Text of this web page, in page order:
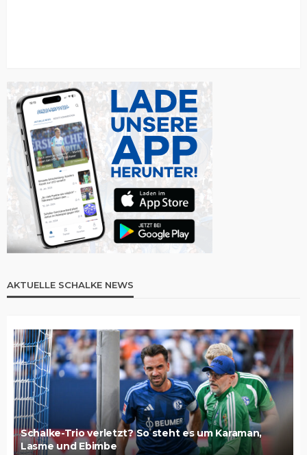
AKTUELLE SCHALKE NEWS
Schalke-Trio verletzt? So steht es um Karaman,
Lasme und Ebimbe